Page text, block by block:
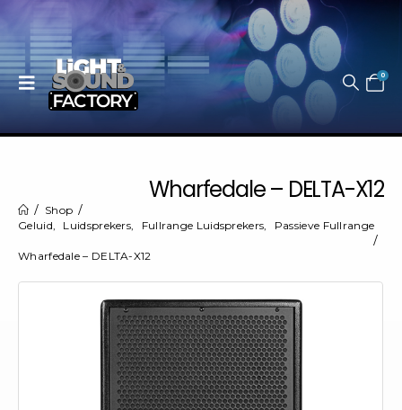
0
Wharfedale – DELTA-X12
Shop
Geluid, Luidsprekers, Fullrange Luidsprekers, Passieve Fullrange
Wharfedale – DELTA-X12